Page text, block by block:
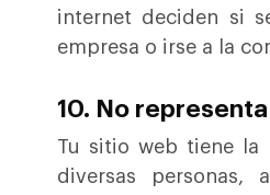
internet deciden si
empresa o irse a la
10. No
Tu sitio web tiene la
diversas personas,